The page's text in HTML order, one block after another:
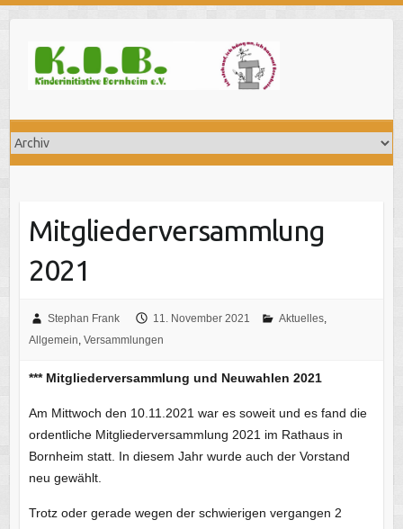
content
Mitgliederversammlung
2021
Stephan Frank 11. November 2021 Aktuelles,
Allgemein, Versammlungen
*** Mitgliederversammlung und Neuwahlen 2021
Am Mittwoch den 10.11.2021 war es soweit und es fand die
ordentliche Mitgliederversammlung 2021 im Rathaus in
Bornheim statt. In diesem Jahr wurde auch der Vorstand
neu gewählt.
Trotz oder gerade wegen der schwierigen vergangen 2